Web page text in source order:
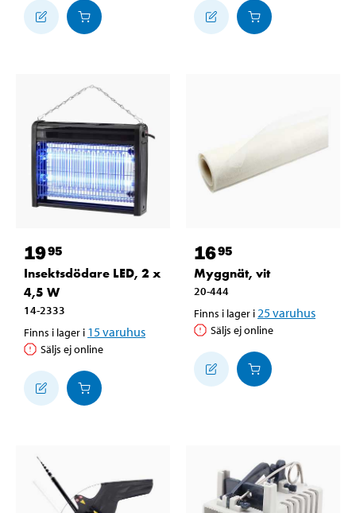
1995
Insektsdödare LED, 2 x
4,5 W
14-2333
Finns i lager i 15varuhus
Säljs ej online
1695
Myggnät, vit
20-444
Finns i lager i 25varuhus
Säljs ej online